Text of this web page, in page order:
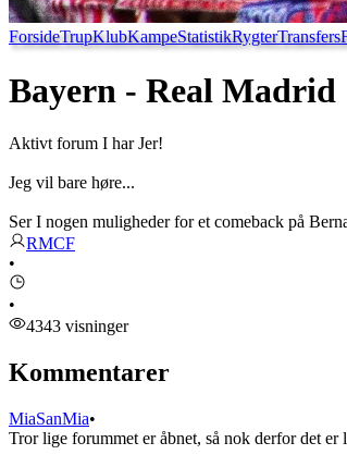
ForsideTrupKlubKampeStatistikRygterTransfers
Bayern - Real Madrid
Aktivt forum I har Jer!
Jeg vil bare høre...
Ser I nogen muligheder for et comeback på
RMCF
•
•
4343 visninger
Kommentarer
MiaSanMia•
Tror lige forummet er åbnet, så nok derfor det er